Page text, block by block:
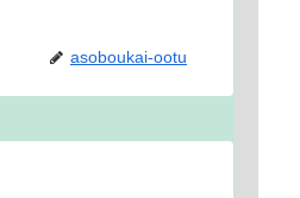
asoboukai-ootu